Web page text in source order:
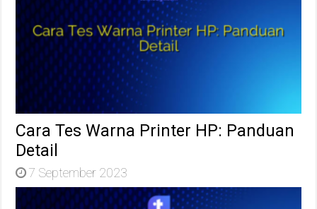
Cara Tes Warna Printer HP: Panduan
Detail
7 September 2023